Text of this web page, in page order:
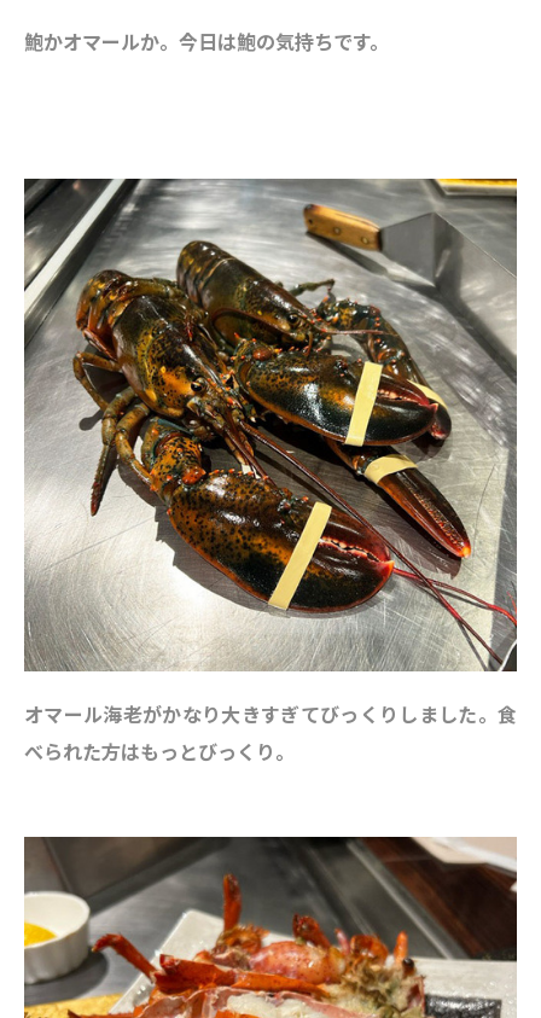
鮑かオマールか。今日は鮑の気持ちです。
オマール海老がかなり大きすぎてびっくりしました。食
べられた方はもっとびっくり。